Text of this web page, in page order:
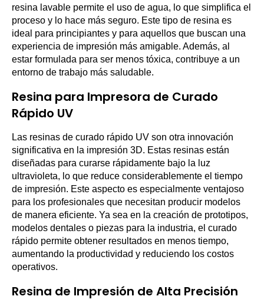
resina lavable permite el uso de agua, lo que simplifica el
proceso y lo hace más seguro. Este tipo de resina es
ideal para principiantes y para aquellos que buscan una
experiencia de impresión más amigable. Además, al
estar formulada para ser menos tóxica, contribuye a un
entorno de trabajo más saludable.
Resina para Impresora de Curado
Rápido UV
Las resinas de curado rápido UV son otra innovación
significativa en la impresión 3D. Estas resinas están
diseñadas para curarse rápidamente bajo la luz
ultravioleta, lo que reduce considerablemente el tiempo
de impresión. Este aspecto es especialmente ventajoso
para los profesionales que necesitan producir modelos
de manera eficiente. Ya sea en la creación de prototipos,
modelos dentales o piezas para la industria, el curado
rápido permite obtener resultados en menos tiempo,
aumentando la productividad y reduciendo los costos
operativos.
Resina de Impresión de Alta Precisión